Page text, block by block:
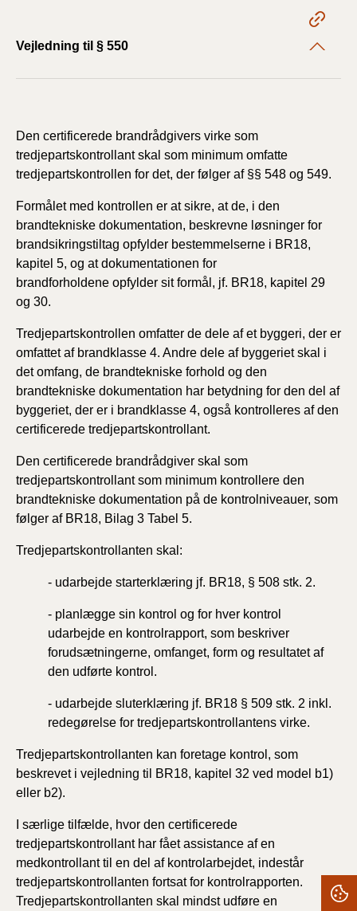
Vejledning til § 550
Den certificerede brandrådgivers virke som
tredjepartskontrollant skal som minimum omfatte
tredjepartskontrollen for det, der følger af §§ 548 og 549.
Formålet med kontrollen er at sikre, at de, i den
brandtekniske dokumentation, beskrevne løsninger for
brandsikringstiltag opfylder bestemmelserne i BR18,
kapitel 5, og at dokumentationen for
brandforholdene opfylder sit formål, jf. BR18, kapitel 29
og 30.
Tredjepartskontrollen omfatter de dele af et byggeri, der er
omfattet af brandklasse 4. Andre dele af byggeriet skal i
det omfang, de brandtekniske forhold og den
brandtekniske dokumentation har betydning for den del af
byggeriet, der er i brandklasse 4, også kontrolleres af den
certificerede tredjepartskontrollant.
Den certificerede brandrådgiver skal som
tredjepartskontrollant som minimum kontrollere den
brandtekniske dokumentation på de kontrolniveauer, som
følger af BR18, Bilag 3 Tabel 5.
Tredjepartskontrollanten skal:
- udarbejde starterklæring jf. BR18, § 508 stk. 2.
- planlægge sin kontrol og for hver kontrol
udarbejde en kontrolrapport, som beskriver
forudsætningerne, omfanget, form og resultatet af
den udførte kontrol.
- udarbejde sluterklæring jf. BR18 § 509 stk. 2 inkl.
redegørelse for tredjepartskontrollantens virke.
Tredjepartskontrollanten kan foretage kontrol, som
beskrevet i vejledning til BR18, kapitel 32 ved model b1)
eller b2).
I særlige tilfælde, hvor den certificerede
tredjepartskontrollant har fået assistance af en
medkontrollant til en del af kontrolarbejdet, indestår
tredjepartskontrollanten fortsat for kontrolrapporten.
Tredjepartskontrollanten skal mindst udføre en